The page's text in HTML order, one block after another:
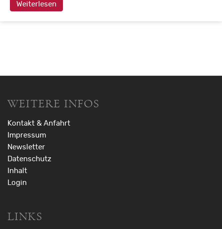
Weiterlesen
WEITERE INFOS
Kontakt & Anfahrt
Impressum
Newsletter
Datenschutz
Inhalt
Login
LINKS